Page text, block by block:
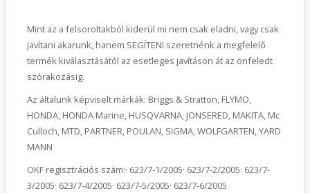
Mint az a felsoroltakból kiderül mi nem csak eladni, vagy csak
javítani akarunk, hanem SEGÍTENI szeretnénk a megfelelő
termék kiválasztásától az esetleges javításon át az önfeledt
szórakozásig.
Az általunk képviselt márkák: Briggs & Stratton, FLYMO,
HONDA, HONDA Marine, HUSQVARNA, JONSERED, MAKITA, Mc
Culloch, MTD, PARTNER, POULAN, SIGMA, WOLFGARTEN, YARD
MANN
OKF regisztrációs szám:· 623/7-1/2005· 623/7-2/2005· 623/7-
3/2005· 623/7-4/2005· 623/7-5/2005· 623/7-6/2005